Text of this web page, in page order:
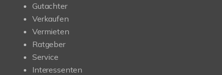
Gutachter
Verkaufen
Vermieten
Ratgeber
Service
Interessenten